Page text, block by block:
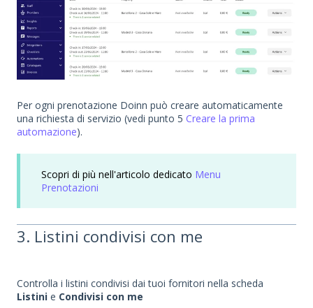
Per ogni prenotazione Doinn può creare automaticamente
una richiesta di servizio (vedi punto 5 Creare la prima
automazione).
Scopri di più nell'articolo dedicato Menu
Prenotazioni
3. Listini condivisi con me
Controlla i listini condivisi dai tuoi fornitori nella scheda
Listini e Condivisi con me